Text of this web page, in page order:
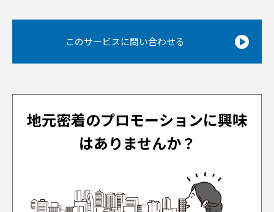
このサービスに問い合わせる
地元密着のプロモーションに興味
はありませんか？